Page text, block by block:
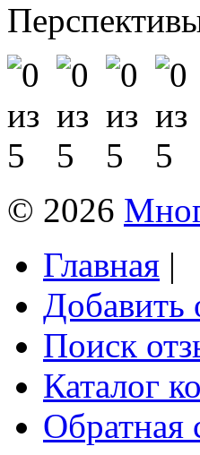
© 2026
Главная |
Добавить
Поиск
Каталог
Обратная